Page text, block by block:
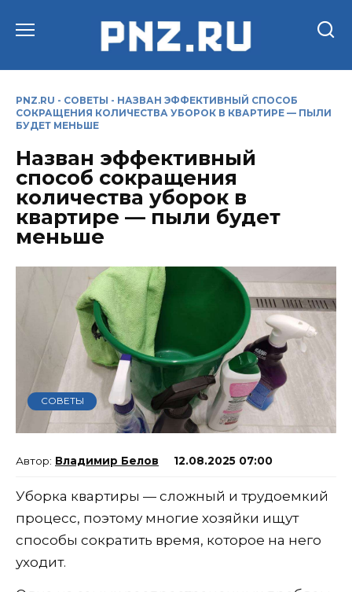
PNZ.RU - СОВЕТЫ - НАЗВАН ЭФФЕКТИВНЫЙ СПОСОБ
СОКРАЩЕНИЯ КОЛИЧЕСТВА УБОРОК В КВАРТИРЕ — ПЫЛИ
БУДЕТ МЕНЬШЕ
Назван эффективный
способ сокращения
количества уборок в
квартире — пыли будет
меньше
СОВЕТЫ
Владимир Белов 12.08.2025 07:00
Уборка квартиры — сложный и трудоемкий
процесс, поэтому многие хозяйки ищут
способы сократить время, которое на него
уходит.